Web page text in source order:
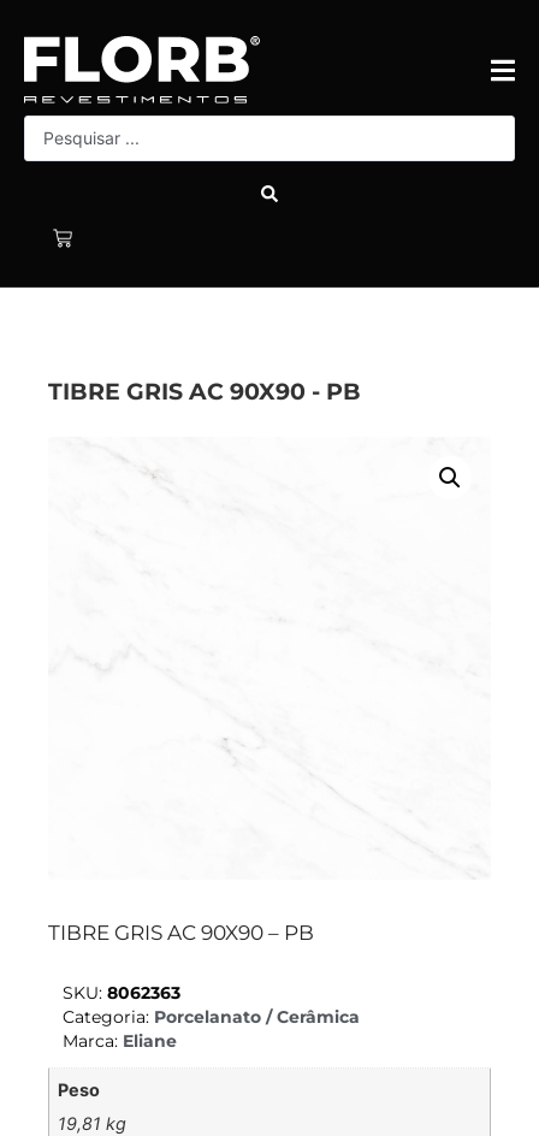
TIBRE GRIS AC 90X90 - PB
TIBRE GRIS AC 90X90 – PB
SKU: 8062363
Categoria: Porcelanato / Cerâmica
Marca: Eliane
Peso
19,81 kg